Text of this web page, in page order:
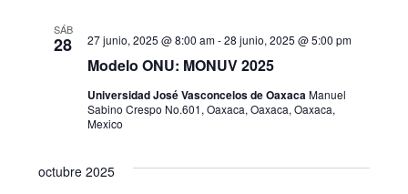
q
u
e
r
a
SÁB
28
Modelo ONU: MONUV 2025
27 junio, 2025 @ 8:00 am-28 junio, 2025 @ 5:00 pm
Universidad José Vasconcelos de OaxacaManuel
Sabino Crespo No.601, Oaxaca, Oaxaca, Oaxaca,
Mexico
octubre 2025